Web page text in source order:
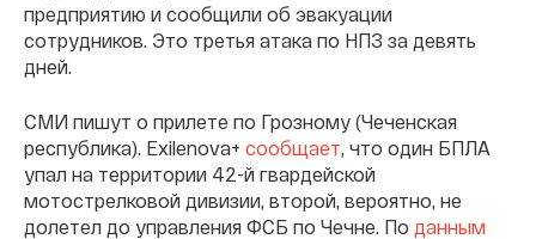
предприятию и сообщили об эвакуации
сотрудников. Это третья атака по НПЗ за девять
дней.
СМИ пишут о прилете по Грозному (Чеченская
республика). Exilenova+ сообщает, что один БПЛА
упал на территории 42-й гвардейской
мотострелковой дивизии, второй, вероятно, не
долетел до управления ФСБ по Чечне. По данным